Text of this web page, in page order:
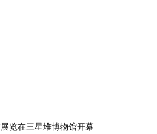
览在三星堆博物馆开幕